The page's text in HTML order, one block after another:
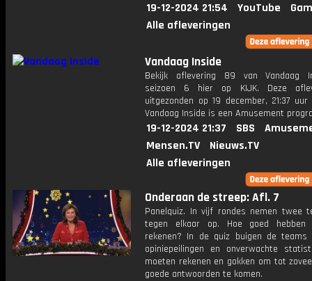
19-12-2024 21:54 YouTube
Alle afleveringen
Vandaag Inside
Bekijk aflevering 89 van Vandaag
seizoen 6 hier op KIJK. Deze
uitgezonden op 19 december, 21:37
Vandaag Inside is een Amusement
19-12-2024 21:37 SBS
Mensen.TV
Nieuws.TV
Alle afleveringen
Onderaan de streep: Afl. 7
Panelquiz. In vijf rondes nemen twee
tegen elkaar op. Hoe goed
rekenen? In de quiz buigen de teams
opiniepeilingen en onverwachte
moeten rekenen en gokken om tot
goede antwoorden te komen.